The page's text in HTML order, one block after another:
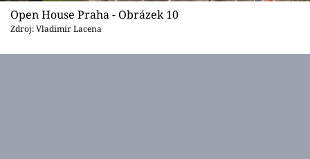
Open House Praha - Obrázek 10
Zdroj: Vladimír Lacena